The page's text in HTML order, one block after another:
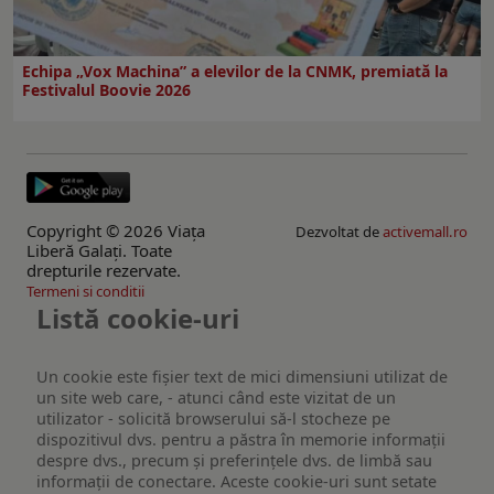
Echipa „Vox Machina” a elevilor de la CNMK, premiată la
Festivalul Boovie 2026
Copyright © 2026 Viaţa
Liberă Galaţi. Toate
drepturile rezervate.
Dezvoltat deactivemall.ro
Termeni si conditii
Listă cookie-uri
Un cookie este fişier text de mici dimensiuni utilizat de
un site web care, - atunci când este vizitat de un
utilizator - solicită browserului să-l stocheze pe
dispozitivul dvs. pentru a păstra în memorie informații
despre dvs., precum și preferințele dvs. de limbă sau
informații de conectare. Aceste cookie-uri sunt setate